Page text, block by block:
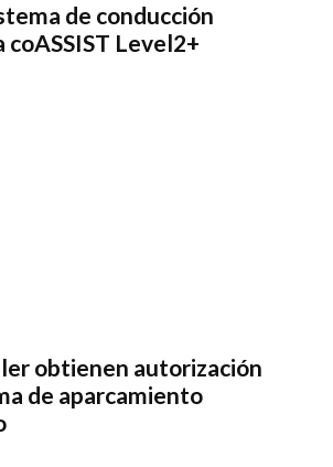
de conducción
Level2+
obtienen autorización
de aparcamiento